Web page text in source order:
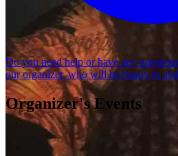
Do you need help or have any
our organizer, who will be happy to
Organizer's Events